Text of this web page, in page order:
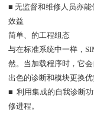
■ 无监督和维修人员亦
效益
简单、的工程组态
与在标准系统中一样，
然。当加载程序时，它
出色的诊断和模块更换
■ 利用集成的自我诊断
修进程。